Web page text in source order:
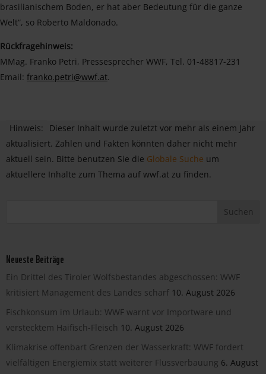
brasilianischem Boden, er hat aber Bedeutung für die ganze
Welt“, so Roberto Maldonado.
Rückfragehinweis:
MMag. Franko Petri, Pressesprecher WWF, Tel. 01-48817-231
Email: franko.petri@wwf.at.
Hinweis:
Dieser Inhalt wurde zuletzt vor mehr als einem Jahr
aktualisiert. Zahlen und Fakten könnten daher nicht mehr
aktuell sein. Bitte benutzen Sie die Globale Suche um
aktuellere Inhalte zum Thema auf wwf.at zu finden.
Neueste Beiträge
Ein Drittel des Tiroler Wolfsbestandes abgeschossen: WWF
kritisiert Management des Landes scharf 10. August 2026
Fischkonsum im Urlaub: WWF warnt vor Importware und
verstecktem Haifisch-Fleisch 10. August 2026
Klimakrise offenbart Grenzen der Wasserkraft: WWF fordert
vielfältigen Energiemix statt weiterer Flussverbauung 6. August